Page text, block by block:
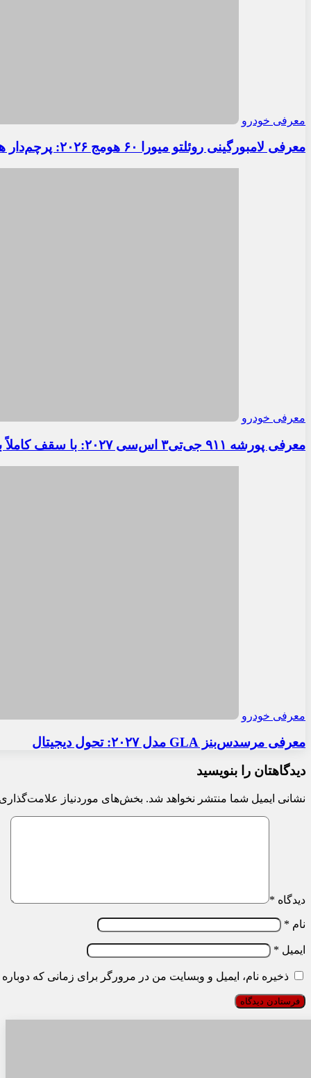
معرفی خودرو
معرفی لامبورگینی روئلتو میورا ۶۰ هومج ۲۰۲۶: پرچم‌دار هیبریدی
معرفی خودرو
معرفی پورشه ۹۱۱ جی‌تی۳ اس‌سی ۲۰۲۷: با سقف کاملاً برقی
معرفی خودرو
معرفی مرسدس‌بنز GLA مدل ۲۰۲۷: تحول دیجیتال
دیدگاهتان را بنویسید
نشانی ایمیل شما منتشر نخواهد شد. بخش‌های موردنیاز
دیدگاه *
نام *
ایمیل *
ذخیره نام، ایمیل و وبسایت من در مرورگر برای زمانی که